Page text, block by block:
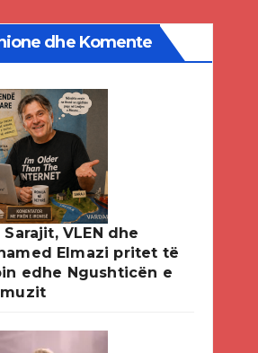
dhe Komente
Sarajit, VLEN dhe
Elmazi pritet të
edhe Ngushticën e